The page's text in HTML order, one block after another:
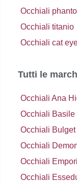
Occhiali
Occhiali titanio
Occhiali cat
Tutti le
Occhiali Ana
Occhiali Basile
Occhiali Bulget
Occhiali
Occhiali
Occhiali